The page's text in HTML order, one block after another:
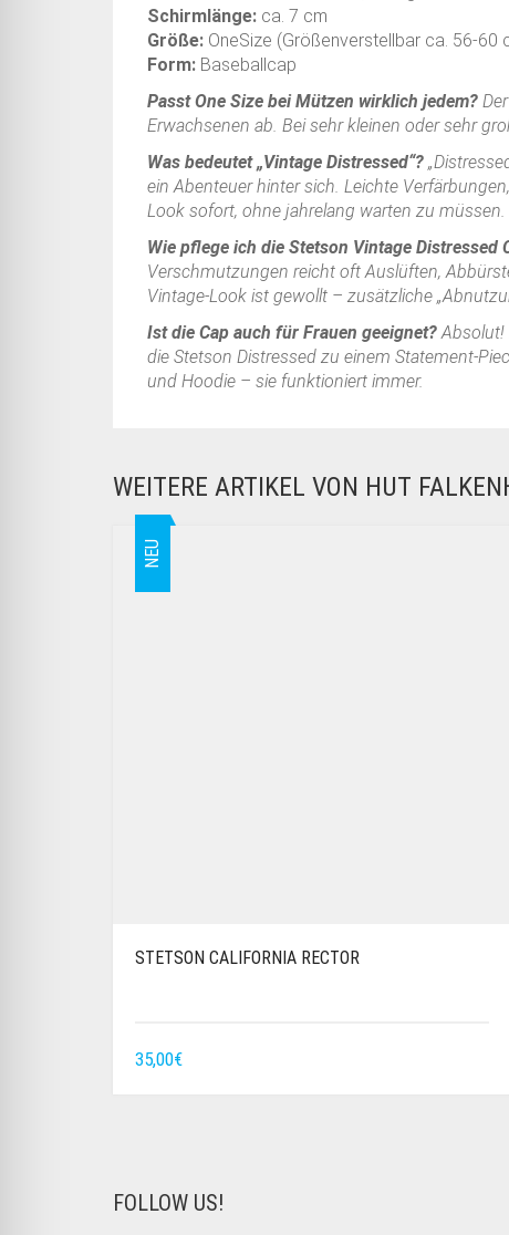
Schirmlänge: ca. 7 cm
Größe: OneSize (Größenverstellbar ca. 56-60
Form: Baseballcap
Passt One Size bei Mützen wirklich jedem?
Erwachsenen ab. Bei sehr kleinen oder sehr
Was bedeutet „Vintage Distressed“?
ein Abenteuer hinter sich. Leichte
Look sofort, ohne jahrelang warten zu müssen.
Wie pflege ich die Stetson Vintage Distressed
Verschmutzungen reicht oft Auslüften,
Vintage-Look ist gewollt – zusätzliche
Ist die Cap auch für Frauen geeignet? Absolut!
die Stetson Distressed zu einem Statement-
und Hoodie – sie funktioniert immer.
WEITERE ARTIKEL VON HUT
NEU
STETSON CALIFORNIA RECTOR
35,00€
FOLLOW US!